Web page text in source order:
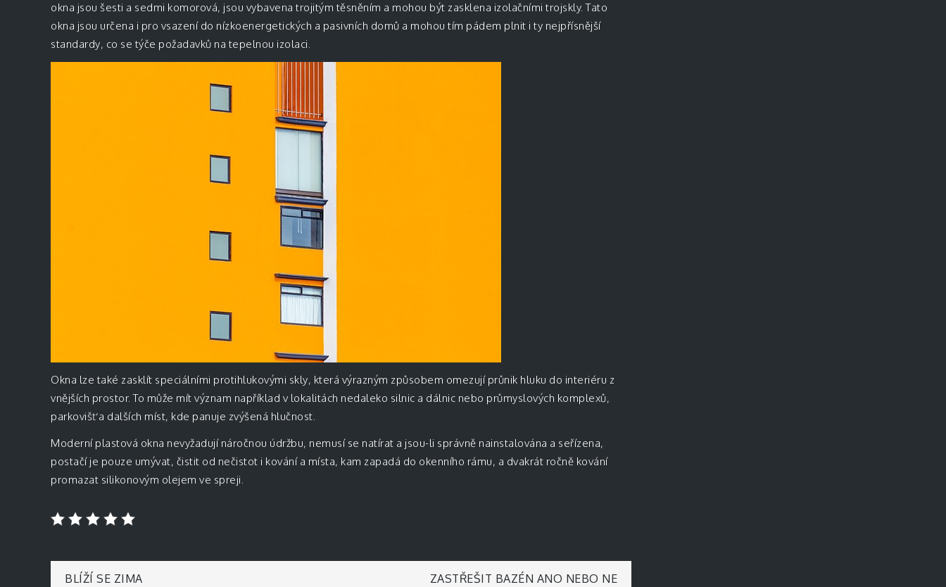
okna jsou šesti a sedmi komorová, jsou vybavena trojitým těsněním a mohou být zasklena izolačními trojskly. Tato
okna jsou určena i pro vsazení do nízkoenergetických a pasivních domů a mohou tím pádem plnit i ty nejpřísnější
standardy, co se týče požadavků na tepelnou izolaci.
Okna lze také zasklít speciálními protihlukovými skly, která výrazným způsobem omezují průnik hluku do interiéru z
vnějších prostor. To může mít význam například v lokalitách nedaleko silnic a dálnic nebo průmyslových komplexů,
parkovišť a dalších míst, kde panuje zvýšená hlučnost.
Moderní plastová okna nevyžadují náročnou údržbu, nemusí se natírat a jsou-li správně nainstalována a seřízena,
postačí je pouze umývat, čistit od nečistot i kování a místa, kam zapadá do okenního rámu, a dvakrát ročně kování
promazat silikonovým olejem ve spreji.
BLÍŽÍ SE ZIMA ZASTŘEŠIT BAZÉN ANO NEBO NE